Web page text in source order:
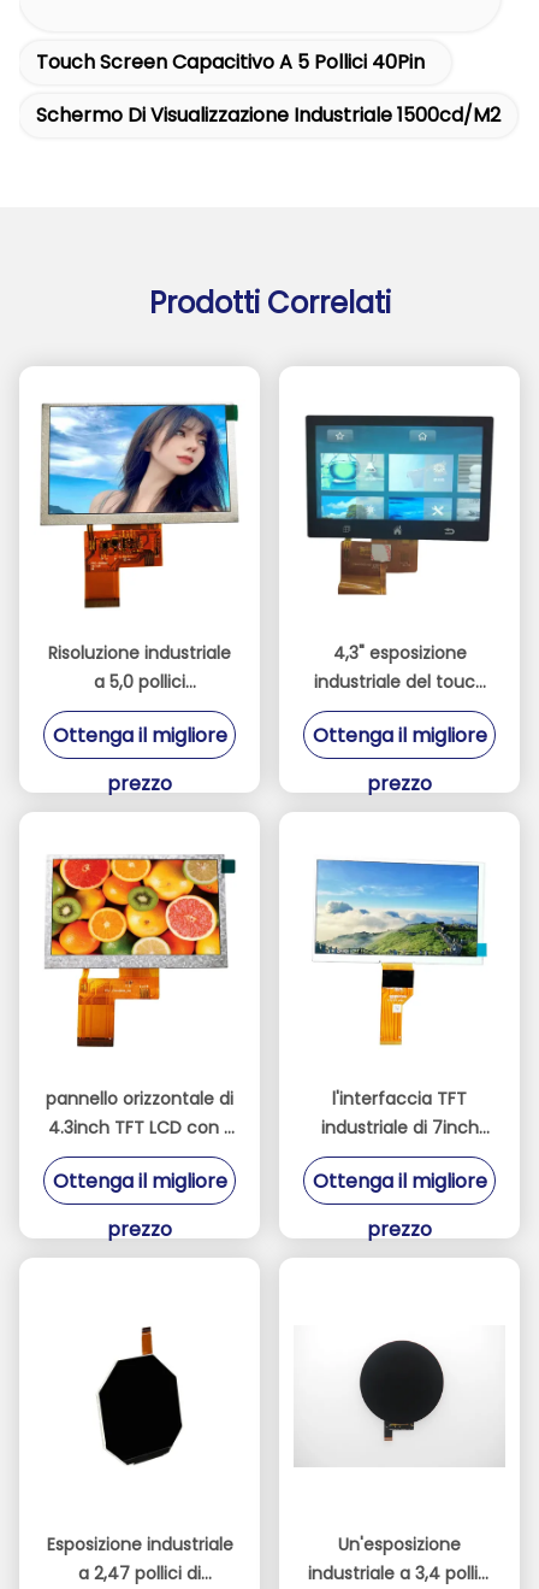
Touch Screen Capacitivo A 5 Pollici 40Pin
Schermo Di Visualizzazione Industriale 1500cd/m2
Prodotti Correlati
Risoluzione industriale
a 5,0 pollici
dell'interfaccia
800x480 di Chimei
RGB
Ottenga il migliore
prezzo
4,3" esposizione
industriale del touch
screen 500cd/M2 con
ST7262E43 IC
Ottenga il migliore
prezzo
pannello orizzontale di
4.3inch TFT LCD con il
touch screen
capacitivo resistente
Ottenga il migliore
prezzo
l'interfaccia TFT
industriale di 7inch
LVDS visualizza con il
touch screen
Ottenga il migliore
prezzo
Esposizione industriale
a 2,47 pollici di
Un'esposizione
industriale a 3,4 pollici